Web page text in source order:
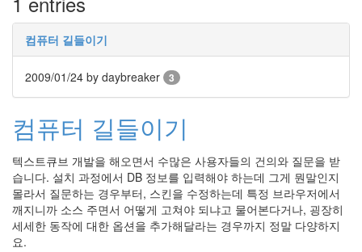
컴퓨터 길들이기
2009/01/24 by daybreaker 3
컴퓨터 길들이기
텍스트큐브 개발을 해오면서 수많은 사용자들의 건의와 질문을 받
습니다. 설치 과정에서 DB 정보를 입력해야 하는데 그게 뭔말인지
몰라서 질문하는 경우부터, 스킨을 수정하는데 특정 브라우저에서
깨지니까 소스 주면서 어떻게 고쳐야 되냐고 물어본다거나, 굉장히
세세한 동작에 대한 옵션을 추가해달라는 경우까지 정말 다양하지
요.
화
프
로
젝
트
idea